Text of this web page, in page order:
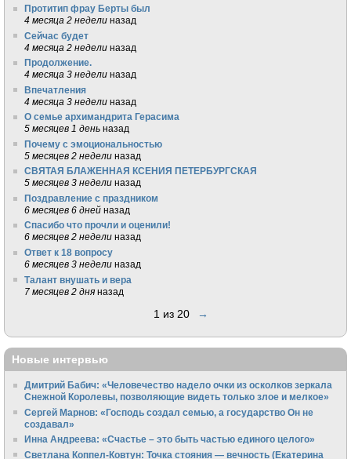
Протитип фрау Берты был
4 месяца 2 недели назад
Сейчас будет
4 месяца 2 недели назад
Продолжение.
4 месяца 3 недели назад
Впечатления
4 месяца 3 недели назад
О семье архимандрита Герасима
5 месяцев 1 день назад
Почему с эмоциональностью
5 месяцев 2 недели назад
СВЯТАЯ БЛАЖЕННАЯ КСЕНИЯ ПЕТЕРБУРГСКАЯ
5 месяцев 3 недели назад
Поздравление с праздником
6 месяцев 6 дней назад
Спасибо что прочли и оценили!
6 месяцев 2 недели назад
Ответ к 18 вопросу
6 месяцев 3 недели назад
Талант внушать и вера
7 месяцев 2 дня назад
1 из 20 →
Новые интервью
Дмитрий Бабич: «Человечество надело очки из осколков зеркала
Снежной Королевы, позволяющие видеть только злое и мелкое»
Сергей Марнов: «Господь создал семью, а государство Он не
создавал»
Инна Андреева: «Счастье – это быть частью единого целого»
Светлана Коппел-Ковтун: Точка стояния — вечность (Екатерина